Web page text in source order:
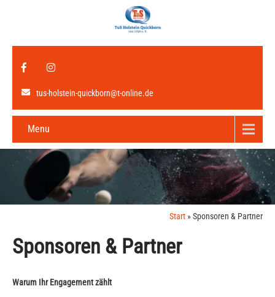
tus-holstein-quickborn@t-online.de
Menu
Start »Sponsoren & Partner
Sponsoren & Partner
Warum Ihr Engagement zählt